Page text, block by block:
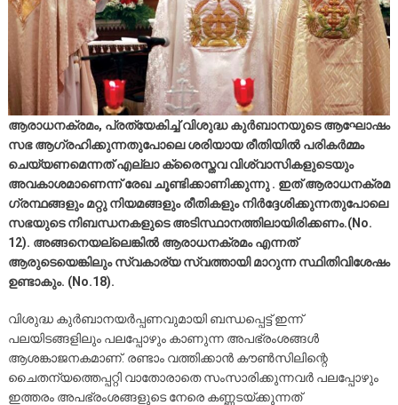
ആരാധനക്രമം, പ്രത്യേകിച്ച് വിശുദ്ധ കുർബാനയുടെ ആഘോഷം
സഭ ആഗ്രഹിക്കുന്നതുപോലെ ശരിയായ രീതിയിൽ പരികർമ്മം
ചെയ്യണമെന്നത് എല്ലാ ക്രൈസ്തവ വിശ്വാസികളുടെയും
അവകാശമാണെന്ന് രേഖ ചൂണ്ടിക്കാണിക്കുന്നു . ഇത് ആരാധനക്രമ
ഗ്രന്ഥങ്ങളും മറ്റു നിയമങ്ങളും രീതികളും നിർദ്ദേശിക്കുന്നതുപോലെ
സഭയുടെ നിബന്ധനകളുടെ അടിസ്ഥാനത്തിലായിരിക്കണം.(No.
12). അങ്ങനെയല്ലെങ്കിൽ ആരാധനക്രമം എന്നത്
ആരുടെയെങ്കിലും സ്വകാര്യ സ്വത്തായി മാറുന്ന സ്ഥിതിവിശേഷം
ഉണ്ടാകും. (No.18).
വിശുദ്ധ കുർബാനയർപ്പണവുമായി ബന്ധപ്പെട്ട് ഇന്ന്
പലയിടങ്ങളിലും പലപ്പോഴും കാണുന്ന അപഭ്രംശങ്ങൾ
ആശങ്കാജനകമാണ്. രണ്ടാം വത്തിക്കാൻ കൗൺസിലിന്റെ
ചൈതന്യത്തെപ്പറ്റി വാതോരാതെ സംസാരിക്കുന്നവർ പലപ്പോഴും
ഇത്തരം അപഭ്രംശങ്ങളുടെ നേരെ കണ്ണടയ്ക്കുന്നത്